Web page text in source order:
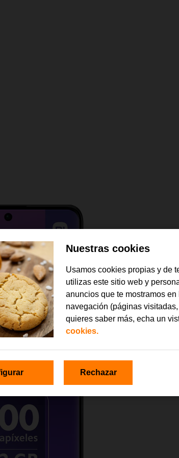
Nuestras cookies
Usamos cookies propias y de
utilizas este sitio web y
anuncios que te mostramos
navegación (páginas
quieres saber más, echa un
cookies.
Rechazar